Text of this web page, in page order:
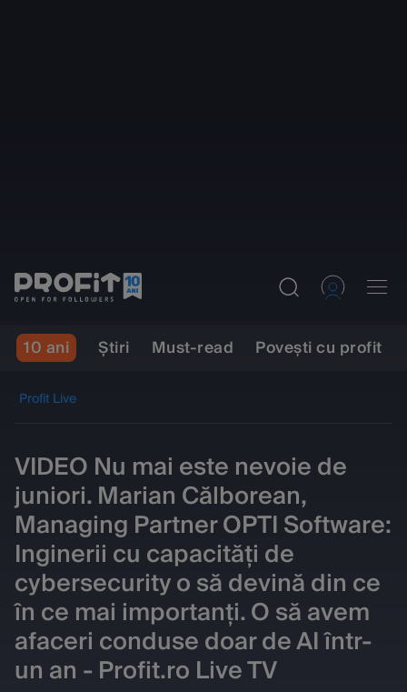
10 ani Ştiri Must-read Povești cu profit
Profit Live
VIDEO Nu mai este nevoie de
juniori. Marian Călborean,
Managing Partner OPTI Software:
Inginerii cu capacități de
cybersecurity o să devină din ce
în ce mai importanți. O să avem
afaceri conduse doar de AI într-
un an - Profit.ro Live TV